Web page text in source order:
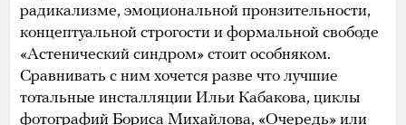
радикализме, эмоциональной пронзительности,
концептуальной строгости и формальной свободе
«Астенический синдром» стоит особняком.
Сравнивать с ним хочется разве что лучшие
тотальные инсталляции Ильи Кабакова, циклы
фотографий Бориса Михайлова, «Очередь» или